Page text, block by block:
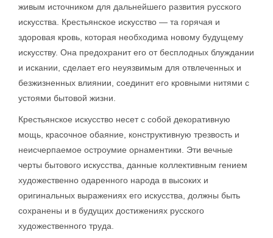
живым источником для дальнейшего развития русского
искусства. Крестьянское искусство — та горячая и
здоровая кровь, которая необходима новому будущему
искусству. Она предохранит его от бесплодных блуждании
и искании, сделает его неуязвимым для отвлеченных и
безжизненных влиянии, соединит его кровными нитями с
устоями бытовой жизни.
Крестьянское искусство несет с собой декоративную
мощь, красочное обаяние, конструктивную трезвость и
неисчерпаемое остроумие орнаментики. Эти вечные
черты бытового искусства, данные коллективным гением
художественно одаренного народа в высоких и
оригинальных выражениях его искусства, должны быть
сохранены и в будущих достижениях русского
художественного труда.